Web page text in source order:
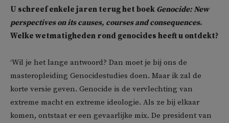
U schreef enkele jaren terug het boek Genocide: New
perspectives on its causes, courses and consequences.
Welke wetmatigheden rond genocides heeft u ontdekt?
‘Wil je het lange antwoord? Dan moet je bij ons de
masteropleiding Genocidestudies doen. Maar ik zal de
korte versie geven. Genocide is de vervlechting van
extreme macht en extreme ideologie. Als ze bij elkaar
komen, ontstaat er een gevaarlijke mix. De president van